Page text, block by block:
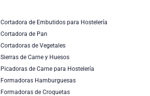
Cortadora de Embutidos para Hostelería
Cortadora de Pan
Cortadoras de Vegetales
Sierras de Carne y Huesos
Picadoras de Carne para Hostelería
Formadoras Hamburguesas
Formadoras de Croquetas